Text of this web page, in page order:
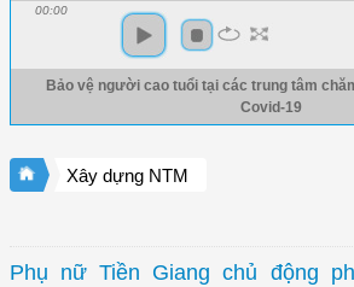
00:00
Bảo vệ người cao tuổi tại các trung tâm
Covid-19
Xây dựng NTM
Phụ nữ Tiền Giang chủ động